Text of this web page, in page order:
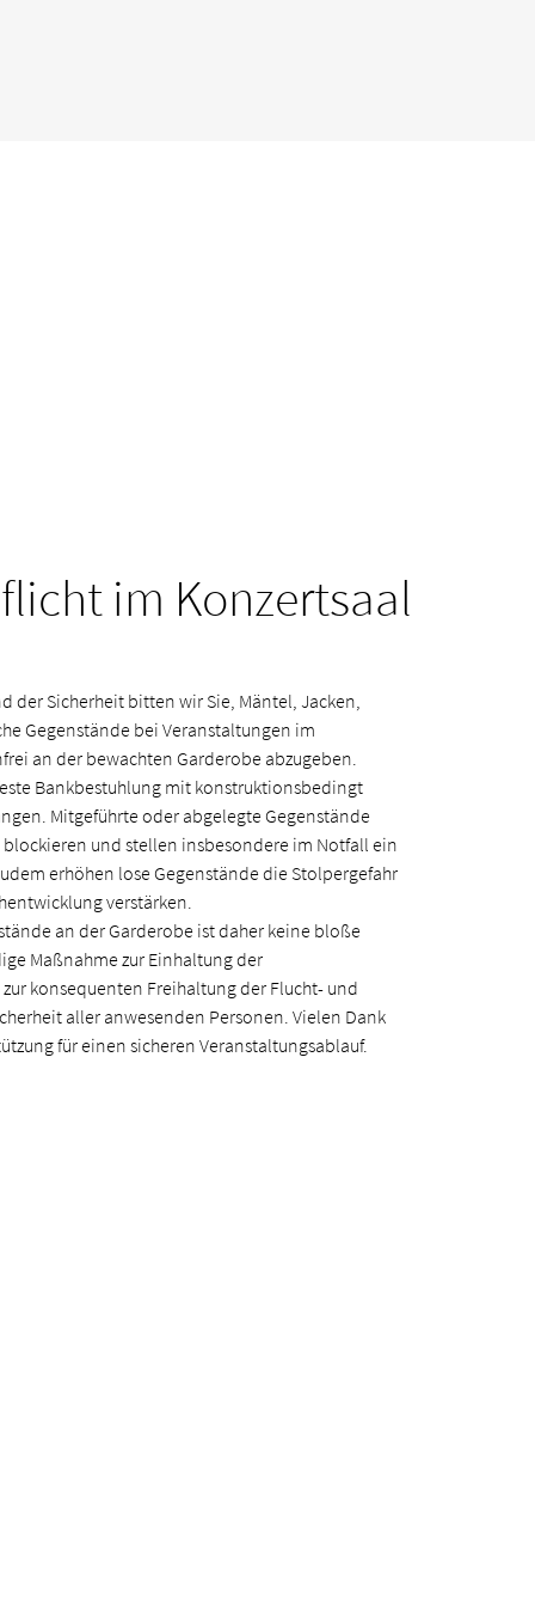
im Konzertsaal
der Sicherheit bitten wir Sie, Mäntel, Jacken,
Gegenstände bei Veranstaltungen im
an der bewachten Garderobe abzugeben.
Bankbestuhlung mit konstruktionsbedingt
Mitgeführte oder abgelegte Gegenstände
und stellen insbesondere im Notfall ein
erhöhen lose Gegenstände die Stolpergefahr
verstärken.
an der Garderobe ist daher keine bloße
Maßnahme zur Einhaltung der
konsequenten Freihaltung der Flucht- und
aller anwesenden Personen. Vielen Dank
für einen sicheren Veranstaltungsablauf.